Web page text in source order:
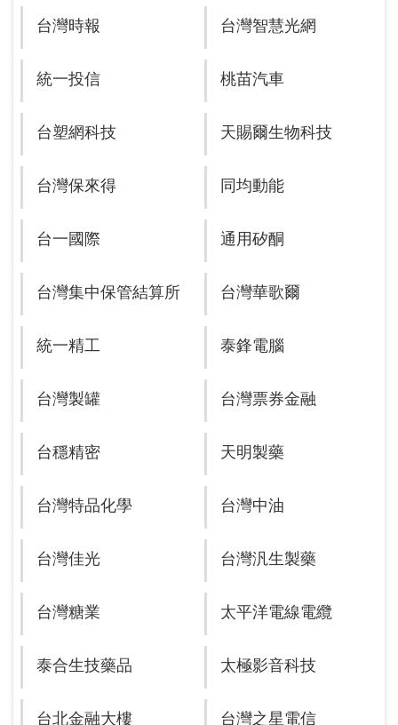
台灣時報 台灣智慧光網
統一投信 桃苗汽車
台塑網科技 天賜爾生物科技
台灣保來得 同均動能
台一國際 通用矽酮
台灣集中保管結算所 台灣華歌爾
統一精工 泰鋒電腦
台灣製罐 台灣票券金融
台穩精密 天明製藥
台灣特品化學 台灣中油
台灣佳光 台灣汎生製藥
台灣糖業 太平洋電線電纜
泰合生技藥品 太極影音科技
台北金融大樓 台灣之星電信